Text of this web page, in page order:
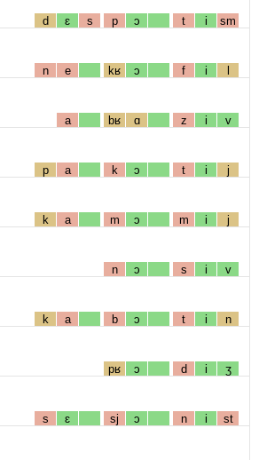
d ɛ s p ɔ t i sm
n e kʁ ɔ f i l
a bʁ ɑ z i v
p a k ɔ t i j
k a m ɔ m i j
n ɔ s i v
k a b ɔ t i n
pʁ ɔ d i ʒ
s ɛ sj ɔ n i st